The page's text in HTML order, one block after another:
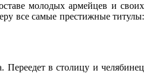
молодых армейцев и своих
все самые престижные титулы:
в столицу и челябинец